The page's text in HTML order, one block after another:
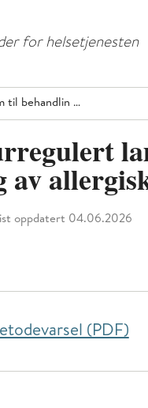
for helsetjenesten
til behandlin …
av
oppdatert 04.06.2026
(PDF)